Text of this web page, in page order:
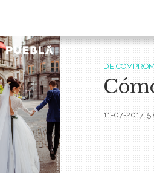
DE
11-07-2017,